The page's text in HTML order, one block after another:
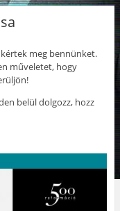
meg bennünket.
műveletet, hogy
belül dolgozz, hozz